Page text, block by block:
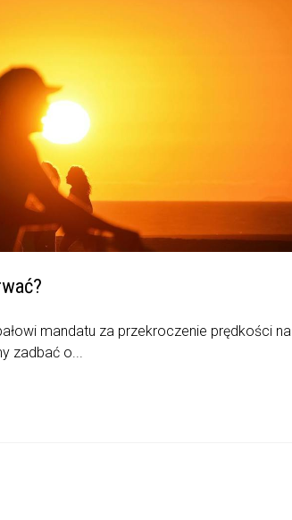
mandatu za przekroczenie prędkości na
zadbać o...